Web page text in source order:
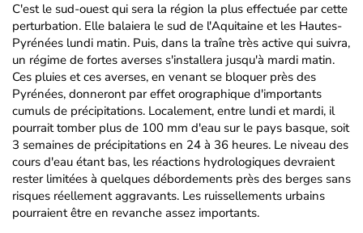
C'est le sud-ouest qui sera la région la plus effectuée par cette
perturbation. Elle balaiera le sud de l'Aquitaine et les Hautes-
Pyrénées lundi matin. Puis, dans la traîne très active qui suivra,
un régime de fortes averses s'installera jusqu'à mardi matin.
Ces pluies et ces averses, en venant se bloquer près des
Pyrénées, donneront par effet orographique d'importants
cumuls de précipitations. Localement, entre lundi et mardi, il
pourrait tomber plus de 100 mm d'eau sur le pays basque, soit
3 semaines de précipitations en 24 à 36 heures. Le niveau des
cours d'eau étant bas, les réactions hydrologiques devraient
rester limitées à quelques débordements près des berges sans
risques réellement aggravants. Les ruissellements urbains
pourraient être en revanche assez importants.